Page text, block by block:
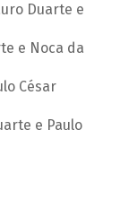
Duarte e
e Noca da
César
e Paulo